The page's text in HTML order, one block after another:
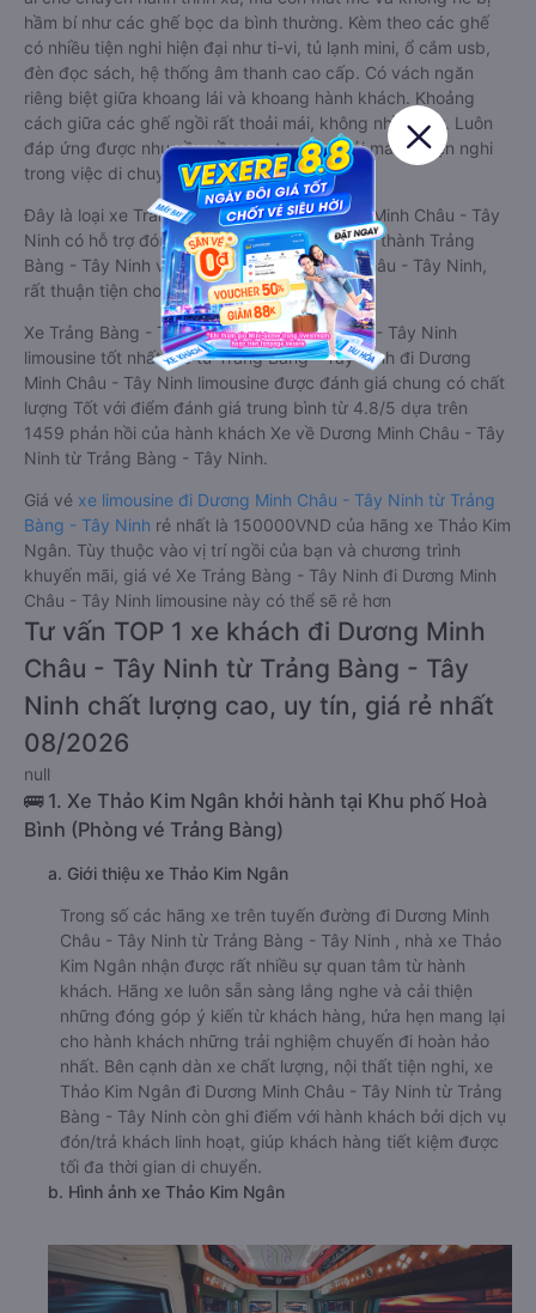
hầm bí như các ghế bọc da bình thường. Kèm theo các ghế
có nhiều tiện nghi hiện đại như ti-vi, tủ lạnh mini, ổ cắm usb,
đèn đọc sách, hệ thống âm thanh cao cấp. Có vách ngăn
riêng biệt giữa khoang lái và khoang hành khách. Khoảng
cách giữa các ghế ngồi rất thoải mái, không nhồi nhét. Luôn
đáp ứng được nhu cầu về sang trọng, thoải mái và tiện nghi
trong việc di chuyển.
Đây là loại xe Trảng Bàng - Tây Ninh Dương Minh Châu - Tây
Ninh có hỗ trợ đón/trả tận nơi miễn phí tại nội thành Trảng
Bàng - Tây Ninh và nội thành Dương Minh Châu - Tây Ninh,
rất thuận tiện cho du khách.
Xe Trảng Bàng - Tây Ninh Dương Minh Châu - Tây Ninh
limousine tốt nhất: Xe từ Trảng Bàng - Tây Ninh đi Dương
Minh Châu - Tây Ninh limousine được đánh giá chung có chất
lượng Tốt với điểm đánh giá trung bình từ 4.8/5 dựa trên
1459 phản hồi của hành khách Xe về Dương Minh Châu - Tây
Ninh từ Trảng Bàng - Tây Ninh.
Giá vé xe limousine đi Dương Minh Châu - Tây Ninh từ Trảng
Bàng - Tây Ninh rẻ nhất là 150000VND của hãng xe Thảo Kim
Ngân. Tùy thuộc vào vị trí ngồi của bạn và chương trình
khuyến mãi, giá vé Xe Trảng Bàng - Tây Ninh đi Dương Minh
Châu - Tây Ninh limousine này có thể sẽ rẻ hơn
Tư vấn TOP 1 xe khách đi Dương Minh
Châu - Tây Ninh từ Trảng Bàng - Tây
Ninh chất lượng cao, uy tín, giá rẻ nhất
08/2026
null
🚌 1. Xe Thảo Kim Ngân khởi hành tại Khu phố Hoà
Bình (Phòng vé Trảng Bàng)
a. Giới thiệu xe Thảo Kim Ngân
Trong số các hãng xe trên tuyến đường đi Dương Minh
Châu - Tây Ninh từ Trảng Bàng - Tây Ninh , nhà xe Thảo
Kim Ngân nhận được rất nhiều sự quan tâm từ hành
khách. Hãng xe luôn sẵn sàng lắng nghe và cải thiện
những đóng góp ý kiến từ khách hàng, hứa hẹn mang lại
cho hành khách những trải nghiệm chuyến đi hoàn hảo
nhất. Bên cạnh dàn xe chất lượng, nội thất tiện nghi, xe
Thảo Kim Ngân đi Dương Minh Châu - Tây Ninh từ Trảng
Bàng - Tây Ninh còn ghi điểm với hành khách bởi dịch vụ
đón/trả khách linh hoạt, giúp khách hàng tiết kiệm được
tối đa thời gian di chuyển.
b. Hình ảnh xe Thảo Kim Ngân